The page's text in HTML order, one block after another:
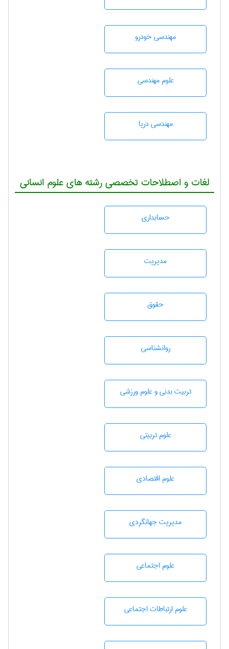
مهندسی خودرو
علوم مهندسی
مهندسی دریا
لغات و اصطلاحات تخصصی رشته های علوم انسانی
حسابداری
مديريت
حقوق
روانشناسی
تربيت بدنی و علوم ورزشی
علوم تربيتی
علوم اقتصادی
مديريت جهانگردی
علوم اجتماعی
علوم ارتباطات اجتماعی